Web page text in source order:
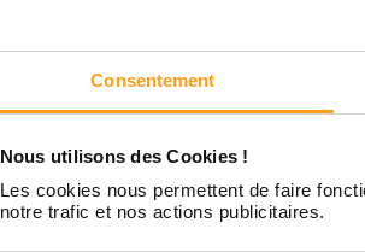
Consentement
Nous utilisons des Cookies !
Les cookies nous permettent de faire
notre trafic et nos actions publicitaires.